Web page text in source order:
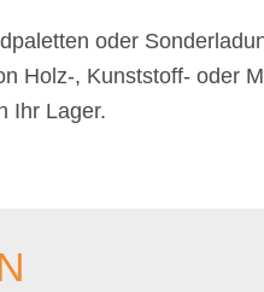
oder
Holz-, Kunststoff- oder
Ihr Lager.